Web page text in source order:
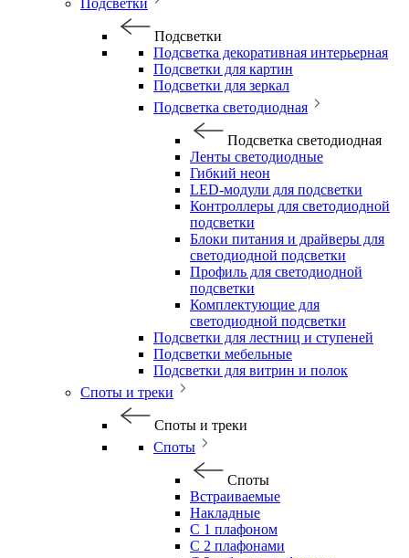
Подсветки
Подсветки
Подсветка декоративная интерьерная
Подсветки для картин
Подсветки для зеркал
Подсветка светодиодная
Подсветка светодиодная
Ленты светодиодные
Гибкий неон
LED-модули для подсветки
Контроллеры для светодиодной
подсветки
Блоки питания и драйверы для
светодиодной подсветки
Профиль для светодиодной
подсветки
Комплектующие для
светодиодной подсветки
Подсветки для лестниц и ступеней
Подсветки мебельные
Подсветки для витрин и полок
Споты и треки
Споты и треки
Споты
Споты
Встраиваемые
Накладные
С 1 плафоном
С 2 плафонами